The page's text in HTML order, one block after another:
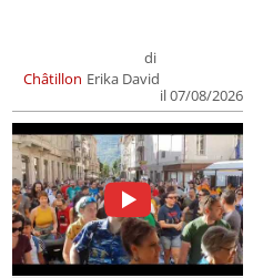
Châtillon
di
Erika David
il 07/08/2026